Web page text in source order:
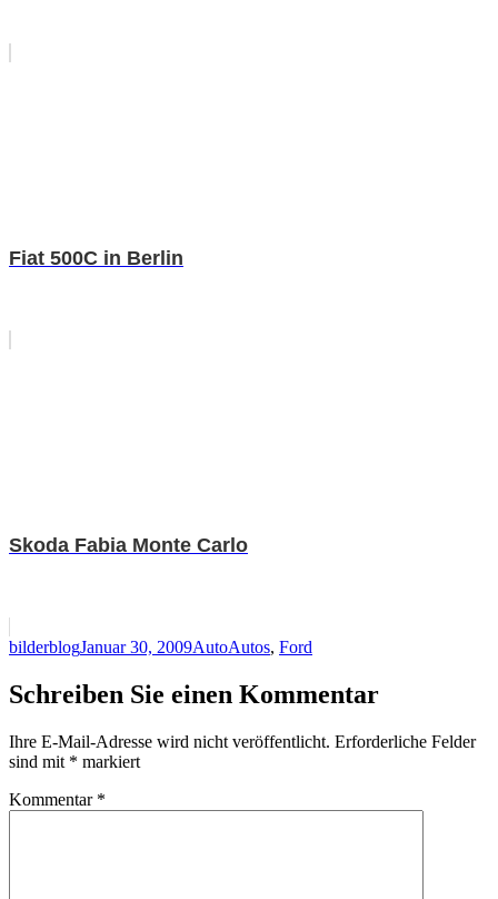
Fiat 500C in Berlin
Skoda Fabia Monte Carlo
Autor
bilderblogVeröffentlicht
Januar 30, 2009Kategorien
AutoSchlagwörter
Autos, Ford
Schreiben Sie einen Kommentar
Ihre E-Mail-Adresse wird nicht veröffentlicht. Erforderliche Felder
sind mit * markiert
Kommentar *